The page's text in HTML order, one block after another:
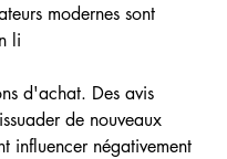
modernes sont
li
d'achat. Des avis
de nouveaux
influencer négativement